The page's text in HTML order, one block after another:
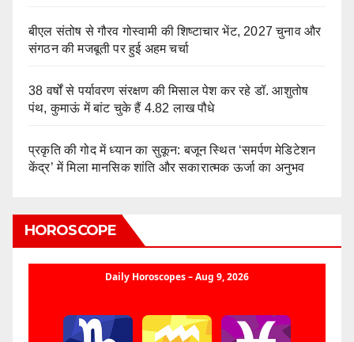
बीएल संतोष से गौरव गोस्वामी की शिष्टाचार भेंट, 2027 चुनाव और
संगठन की मजबूती पर हुई अहम चर्चा
38 वर्षों से पर्यावरण संरक्षण की मिसाल पेश कर रहे डॉ. आशुतोष
पंथ, कुमाऊं में बांट चुके हैं 4.82 लाख पौधे
प्रकृति की गोद में ध्यान का सुकून: बजून स्थित ‘समर्पण मेडिटेशन
केंद्र’ में मिला मानसिक शांति और सकारात्मक ऊर्जा का अनुभव
HOROSCOPE